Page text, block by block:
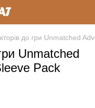
до гри Unmatched
Unmatched
Pack